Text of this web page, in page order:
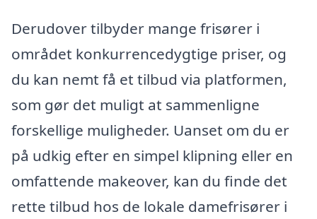
Derudover tilbyder mange frisører i
området konkurrencedygtige priser, og
du kan nemt få et tilbud via platformen,
som gør det muligt at sammenligne
forskellige muligheder. Uanset om du er
på udkig efter en simpel klipning eller en
omfattende makeover, kan du finde det
rette tilbud hos de lokale damefrisører i